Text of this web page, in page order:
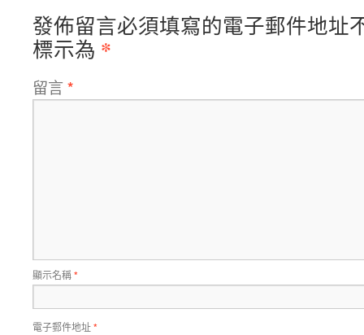
發佈留言必須填寫的電子郵件地址
標示為 *
留言 *
顯示名稱*
電子郵件地址*